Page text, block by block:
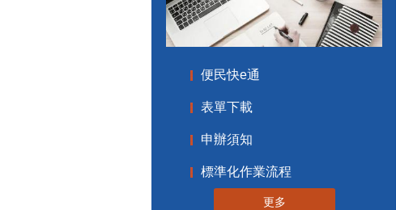
便民快e通
表單下載
申辦須知
標準化作業流程
更多